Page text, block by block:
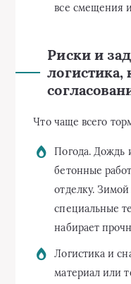
все смещения
Риски и
Что чаще всего
Погода. Дождь
бетонные
отделку.
специальные
набирает
Логистика и
материал или